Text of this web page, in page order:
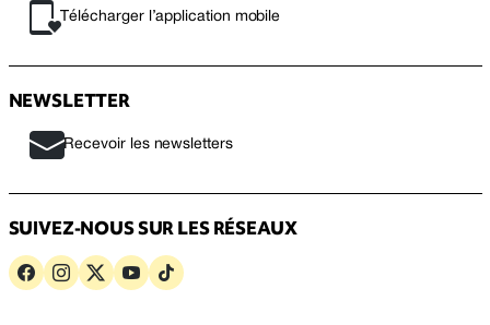
Télécharger l’application mobile
NEWSLETTER
Recevoir les newsletters
SUIVEZ-NOUS SUR LES RÉSEAUX